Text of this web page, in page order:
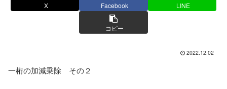
X Facebook LINE
コピー
2022.12.02
一桁の加減乗除 その２